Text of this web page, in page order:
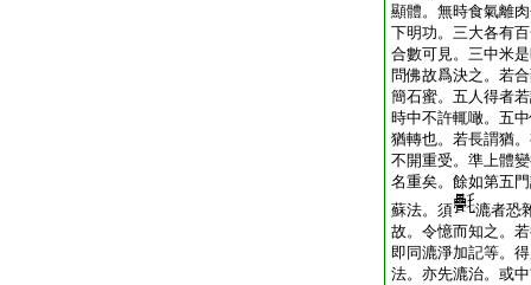
顯體。無時食氣離
下明功。三大各有
合數可見。三中米
問佛故爲決之。若
簡石蜜。五人得者
時中不許輒噉。五
猶轉也。若長謂猶
不開重受。準上體
名重矣。餘如第五
蘇法。須
漉者恐
故。令憶而知之。
即同漉淨加記等。
法。亦先漉治。或